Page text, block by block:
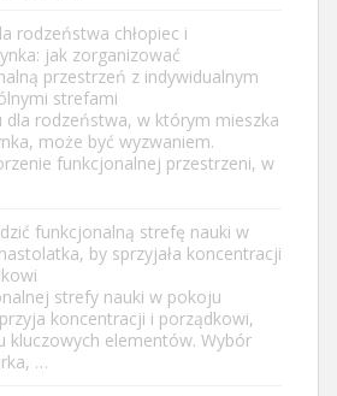
rodzeństwa chłopiec i
jak zorganizować
przestrzeń z indywidualnym
strefami
dla rodzeństwa, w którym mieszka
może być wyzwaniem.
funkcjonalnej przestrzeni, w
funkcjonalną strefę nauki w
by sprzyjała koncentracji
strefy nauki w pokoju
koncentracji i porządkowi,
kluczowych elementów. Wybór
…